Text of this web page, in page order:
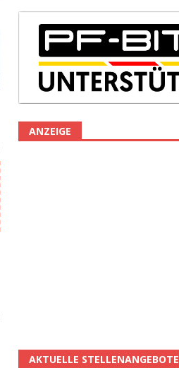
ANZEIGE
AKTUELLE STELLENANGEBOTE